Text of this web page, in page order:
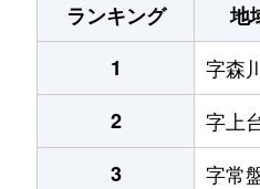
ランキング
地
1
字森
2
字上
3
字常